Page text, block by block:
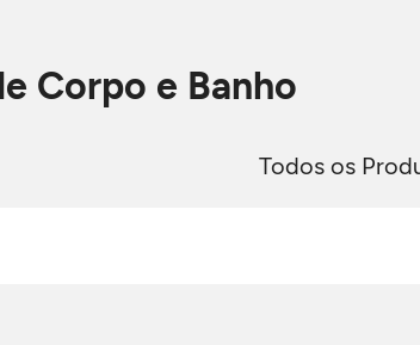
Corpo e Banho
Todos os